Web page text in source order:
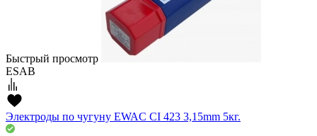
Быстрый просмотр
ESAB
Электроды по чугуну EWAC CI 423 3,15mm 5кг.